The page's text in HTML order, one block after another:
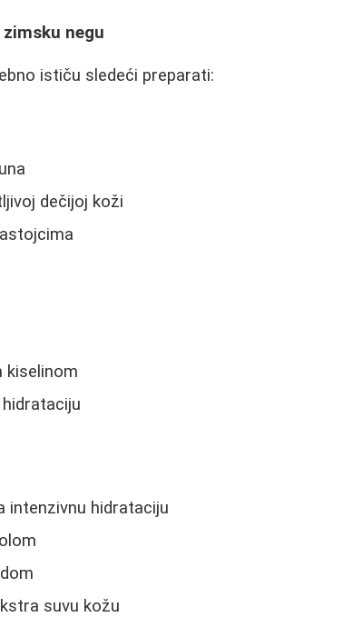
negu
ističu sledeći preparati:
dečijoj koži
kiselinom
intenzivnu hidrataciju
suvu kožu